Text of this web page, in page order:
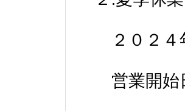
２０２４
営業開始